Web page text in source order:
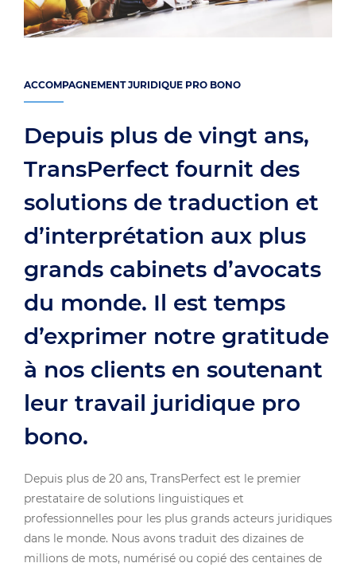
ACCOMPAGNEMENT JURIDIQUE PRO BONO
Depuis plus de vingt ans,
TransPerfect fournit des
solutions de traduction et
d’interprétation aux plus
grands cabinets d’avocats
du monde. Il est temps
d’exprimer notre gratitude
à nos clients en soutenant
leur travail juridique pro
bono.
Depuis plus de 20 ans, TransPerfect est le premier
prestataire de solutions linguistiques et
professionnelles pour les plus grands acteurs juridiques
dans le monde. Nous avons traduit des dizaines de
millions de mots, numérisé ou copié des centaines de